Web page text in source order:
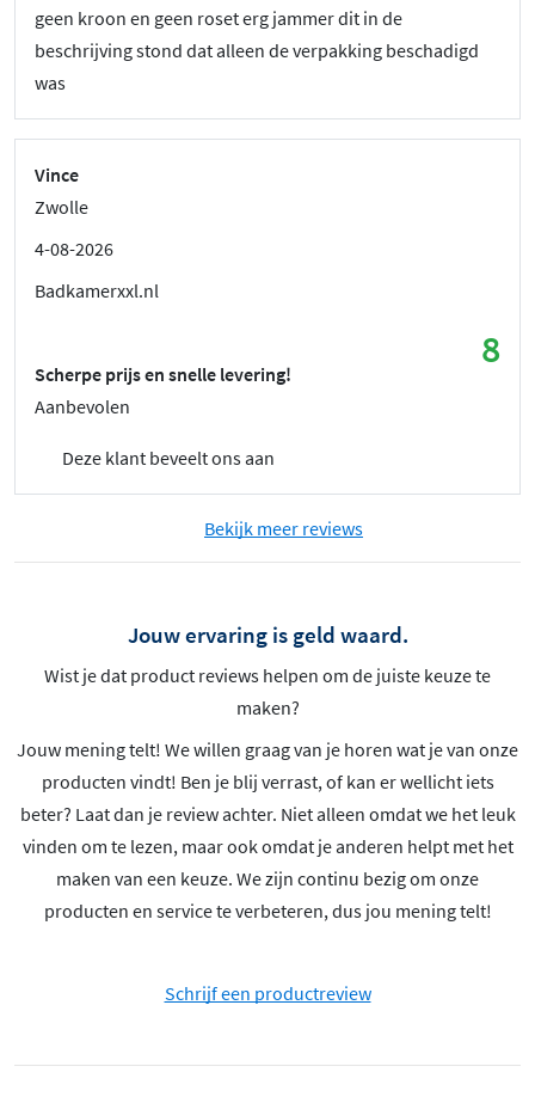
geen kroon en geen roset erg jammer dit in de
beschrijving stond dat alleen de verpakking beschadigd
was
Vince
Zwolle
4-08-2026
Badkamerxxl.nl
8
Scherpe prijs en snelle levering!
Aanbevolen
Deze klant beveelt ons aan
Bekijk meer reviews
Jouw ervaring is geld waard.
Wist je dat product reviews helpen om de juiste keuze te
maken?
Jouw mening telt! We willen graag van je horen wat je van onze
producten vindt! Ben je blij verrast, of kan er wellicht iets
beter? Laat dan je review achter. Niet alleen omdat we het leuk
vinden om te lezen, maar ook omdat je anderen helpt met het
maken van een keuze. We zijn continu bezig om onze
producten en service te verbeteren, dus jou mening telt!
Schrijf een productreview